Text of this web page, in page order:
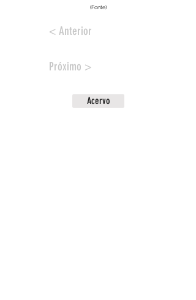
(Fonte)
< Anterior
Próximo >
Acervo